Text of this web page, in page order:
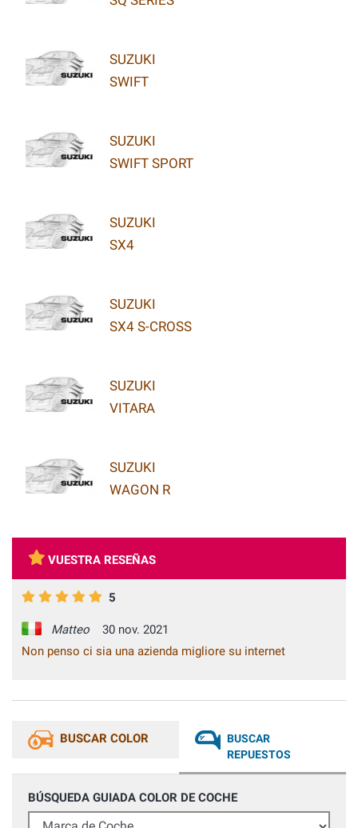
SUZUKI
SWIFT
SUZUKI
SWIFT SPORT
SUZUKI
SX4
SUZUKI
SX4 S-CROSS
SUZUKI
VITARA
SUZUKI
WAGON R
VUESTRA RESEÑAS
5
Matteo
30 nov. 2021
Non penso ci sia una azienda migliore su internet
BUSCAR COLOR
BUSCAR
REPUESTOS
BÚSQUEDA GUIADA COLOR DE COCHE
Marca de Coche